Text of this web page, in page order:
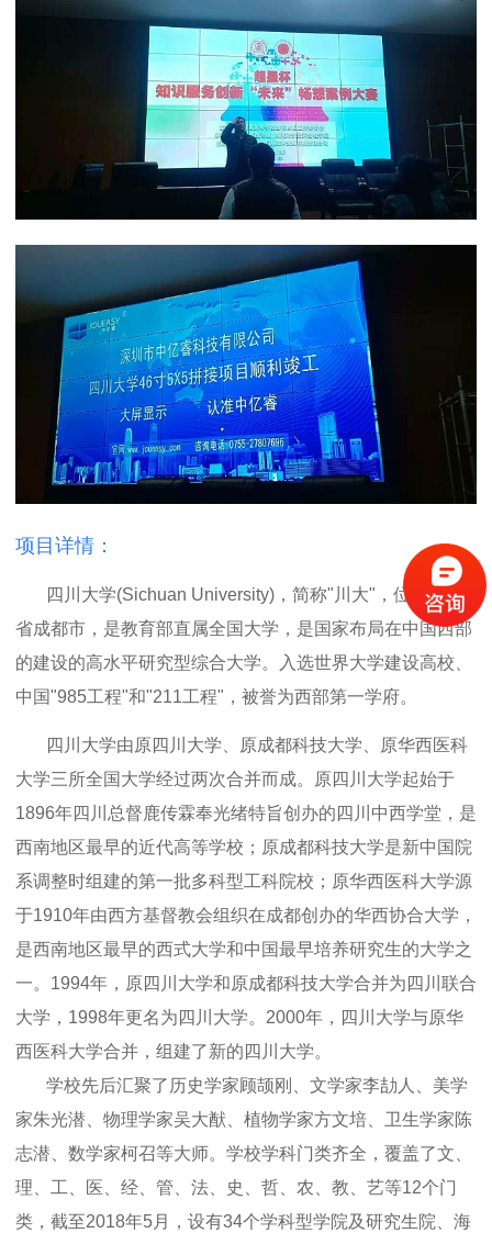
项目详情：
四川大学(Sichuan University)，简称"川大"，位于四川
省成都市，是教育部直属全国大学，是国家布局在中国西部
的建设的高水平研究型综合大学。入选世界大学建设高校、
中国"985工程"和"211工程"，被誉为西部第一学府。
四川大学由原四川大学、原成都科技大学、原华西医科
大学三所全国大学经过两次合并而成。原四川大学起始于
1896年四川总督鹿传霖奉光绪特旨创办的四川中西学堂，是
西南地区最早的近代高等学校；原成都科技大学是新中国院
系调整时组建的第一批多科型工科院校；原华西医科大学源
于1910年由西方基督教会组织在成都创办的华西协合大学，
是西南地区最早的西式大学和中国最早培养研究生的大学之
一。1994年，原四川大学和原成都科技大学合并为四川联合
大学，1998年更名为四川大学。2000年，四川大学与原华
西医科大学合并，组建了新的四川大学。
学校先后汇聚了历史学家顾颉刚、文学家李劼人、美学
家朱光潜、物理学家吴大猷、植物学家方文培、卫生学家陈
志潜、数学家柯召等大师。学校学科门类齐全，覆盖了文、
理、工、医、经、管、法、史、哲、农、教、艺等12个门
类，截至2018年5月，设有34个学科型学院及研究生院、海